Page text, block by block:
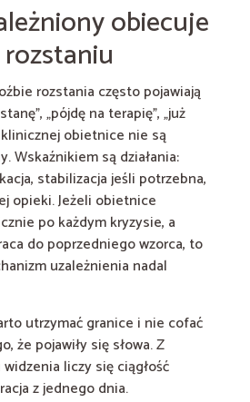
obiecuje
rozstania często pojawiają
„pójdę na terapię”, „już
obietnice nie są
Wskaźnikiem są działania:
stabilizacja jeśli potrzebna,
opieki. Jeżeli obietnice
po każdym kryzysie, a
do poprzedniego wzorca, to
uzależnienia nadal
utrzymać granice i nie cofać
że pojawiły się słowa. Z
liczy się ciągłość
z jednego dnia.